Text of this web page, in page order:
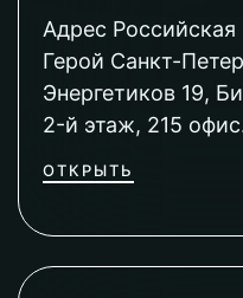
Адрес
Герой Санкт-
Энергетиков 19,
2-й этаж, 215
ОТКРЫТЬ